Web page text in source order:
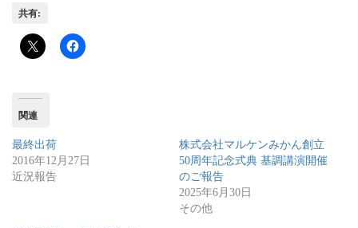
共有:
関連
最終出荷
2016年12月27日
近況報告
株式会社マルケンみかん創立
50周年記念式典 基調講演開催
のご報告
2025年6月30日
その他